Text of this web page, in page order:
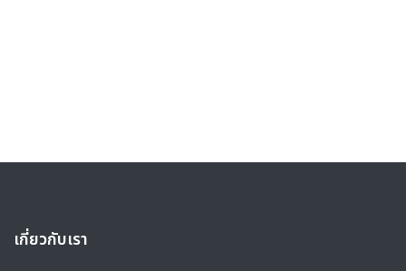
เกี่ยวกับเรา